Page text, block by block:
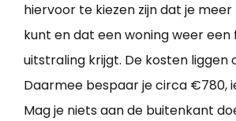
hiervoor te kiezen zijn dat je
kunt en dat een woning weer een
uitstraling krijgt. De kosten liggen
Daarmee bespaar je circa €780,
Mag je niets aan de buitenkant